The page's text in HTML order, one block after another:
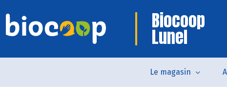
Biocoop
Lunel
Le magasin